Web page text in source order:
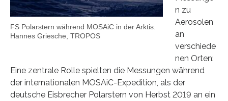
FS Polarstern während MOSAiC in der Arktis.
Hannes Griesche, TROPOS
n zu
Aerosolen
an
verschiede
nen Orten:
Eine zentrale Rolle spielten die Messungen während
der internationalen MOSAiC-Expedition, als der
deutsche Eisbrecher Polarstern von Herbst 2019 an ein